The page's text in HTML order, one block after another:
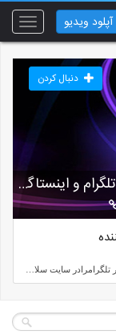
Toggle
آپلود ویدیو
مرجع تبلیغات گسترده تلگرام و اینستاگرام
دنبال کردن